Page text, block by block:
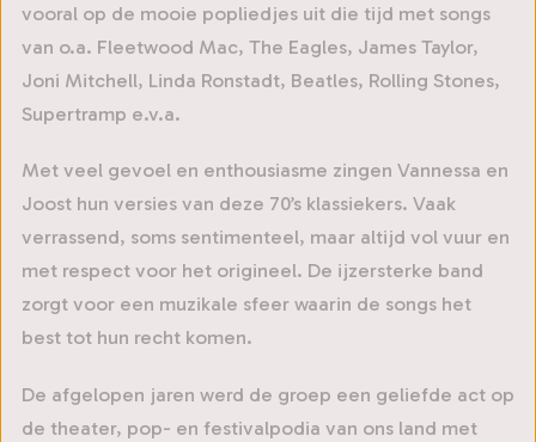
vooral op de mooie popliedjes uit die tijd met songs
van o.a. Fleetwood Mac, The Eagles, James Taylor,
Joni Mitchell, Linda Ronstadt, Beatles, Rolling Stones,
Supertramp e.v.a.
Met veel gevoel en enthousiasme zingen Vannessa en
Joost hun versies van deze 70’s klassiekers. Vaak
verrassend, soms sentimenteel, maar altijd vol vuur en
met respect voor het origineel. De ijzersterke band
zorgt voor een muzikale sfeer waarin de songs het
best tot hun recht komen.
De afgelopen jaren werd de groep een geliefde act op
de theater, pop- en festivalpodia van ons land met